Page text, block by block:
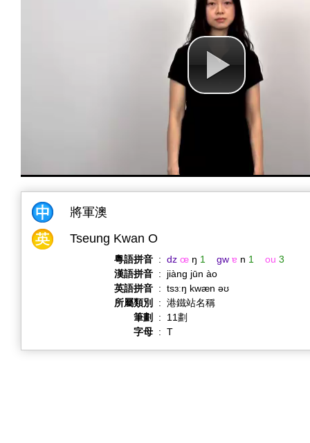
將軍澳
Tseung Kwan O
粵語拼音 : dz œ ŋ 1 gw ɐ n 1 ou 3
漢語拼音 :
jiàng jūn ào
英語拼音 : tsɜːŋ kwæn əʊ
所屬類別
: 港鐵站名稱
筆劃
:
11劃
字母 : T